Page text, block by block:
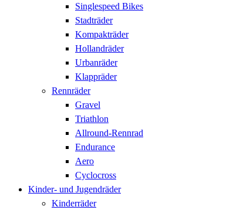
Singlespeed Bikes
Stadträder
Kompakträder
Hollandräder
Urbanräder
Klappräder
Rennräder
Gravel
Triathlon
Allround-Rennrad
Endurance
Aero
Cyclocross
Kinder- und Jugendräder
Kinderräder